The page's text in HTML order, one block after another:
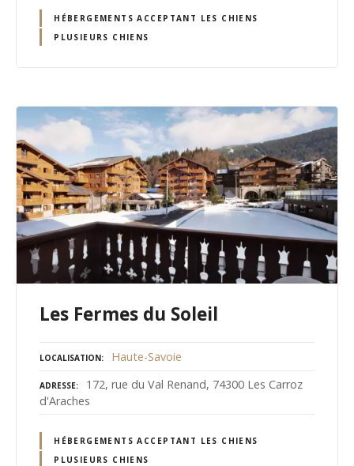
HÉBERGEMENTS ACCEPTANT LES CHIENS
PLUSIEURS CHIENS
Les Fermes du Soleil
LOCALISATION Haute-Savoie
ADRESSE
172, rue du Val Renand, 74300 Les Carroz
d'Araches
HÉBERGEMENTS ACCEPTANT LES CHIENS
PLUSIEURS CHIENS